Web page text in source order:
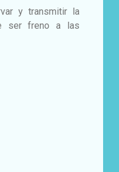
y transmitir la
ser freno a las